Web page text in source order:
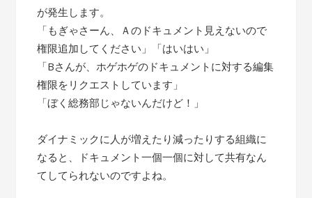
が発生します。
「もぎゃさーん、Ａのドキュメント見えないので
権限追加してください」「はいはい」
「Bさんが、ホゲホゲのドキュメントに対する編集
権限をリクエストしています」
「ぼく総務部じゃないんだけど！」
ダイナミックに人が増えたり減ったりする組織に
なると、ドキュメント一個一個に対して共有なん
てしてられないのですよね。